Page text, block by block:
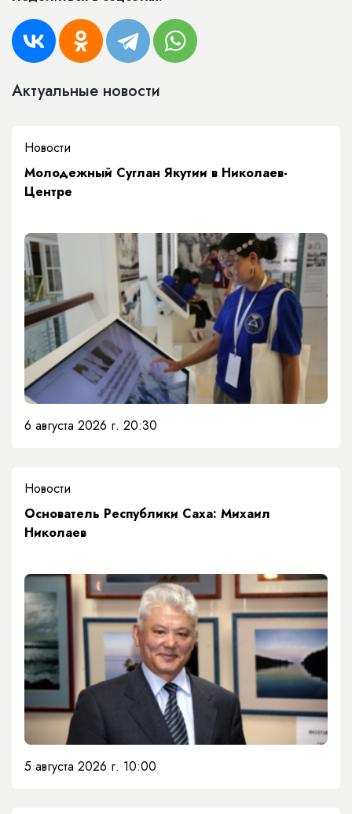
Актуальные новости
Новости
Молодежный Суглан Якутии в Николаев-
Центре
6 августа 2026 г. 20:30
Новости
Основатель Республики Саха: Михаил
Николаев
5 августа 2026 г. 10:00